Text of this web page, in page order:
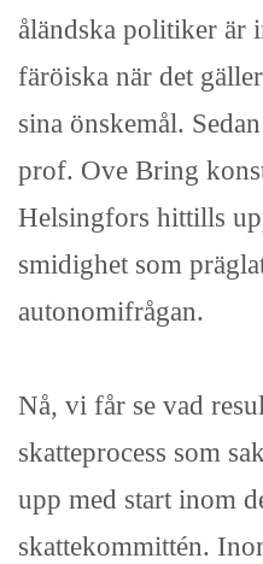
åländska politiker är
färöiska när det
sina önskemål.
prof. Ove Bring
Helsingfors hittills
smidighet som
autonomifrågan.
Nå, vi får se vad
skatteprocess som
upp med start inom
skattekommittén.